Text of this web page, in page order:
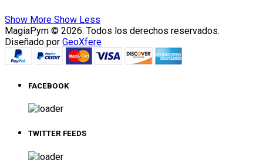
Show More Show Less
MagiaPym © 2026. Todos los derechos reservados.
Diseñado por GeoXfere
FACEBOOK
TWITTER FEEDS